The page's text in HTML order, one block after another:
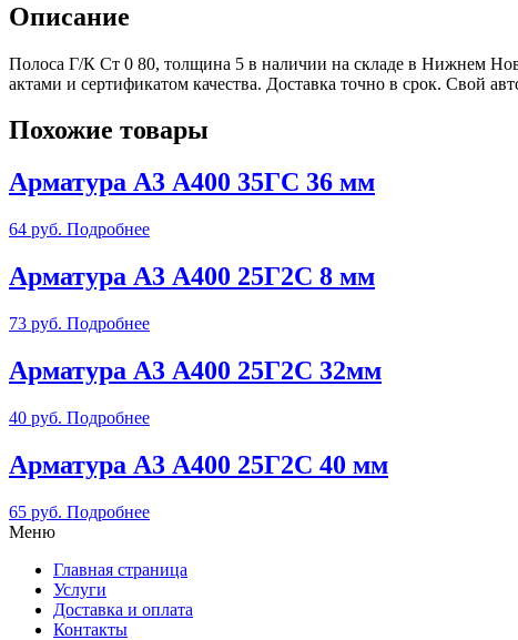
Описание
Полоса Г/К Ст 0 80, толщина 5 в наличии на складе в Нижнем
актами и сертификатом качества. Доставка точно в срок.
Похожие товары
Арматура А3 А400 35ГС 36 мм
64 руб. Подробнее
Арматура А3 А400 25Г2С 8 мм
73 руб. Подробнее
Арматура А3 А400 25Г2С 32мм
40 руб. Подробнее
Арматура А3 А400 25Г2С 40 мм
65 руб. Подробнее
Меню
Главная страница
Услуги
Доставка и оплата
Контакты